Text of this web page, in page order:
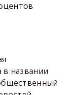
в названии